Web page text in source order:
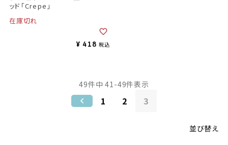
ッド「Crepe」
在庫切れ
¥ 418 税込
並び替え
49件中 41 -49件表示
1 2 3